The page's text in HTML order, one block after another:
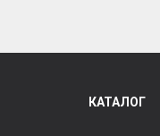
КАТАЛОГ